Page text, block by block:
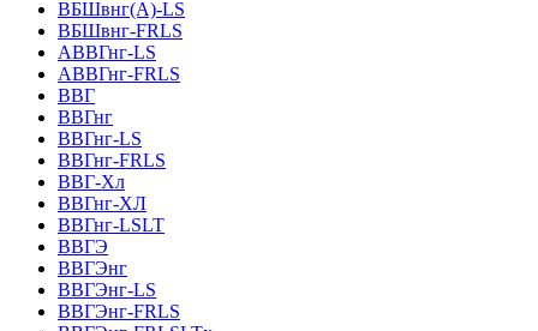
ВБШвнг(А)-LS
ВБШвнг-FRLS
АВВГнг-LS
АВВГнг-FRLS
ВВГ
ВВГнг
ВВГнг-LS
ВВГнг-FRLS
ВВГ-Хл
ВВГнг-ХЛ
ВВГнг-LSLT
ВВГЭ
ВВГЭнг
ВВГЭнг-LS
ВВГЭнг-FRLS